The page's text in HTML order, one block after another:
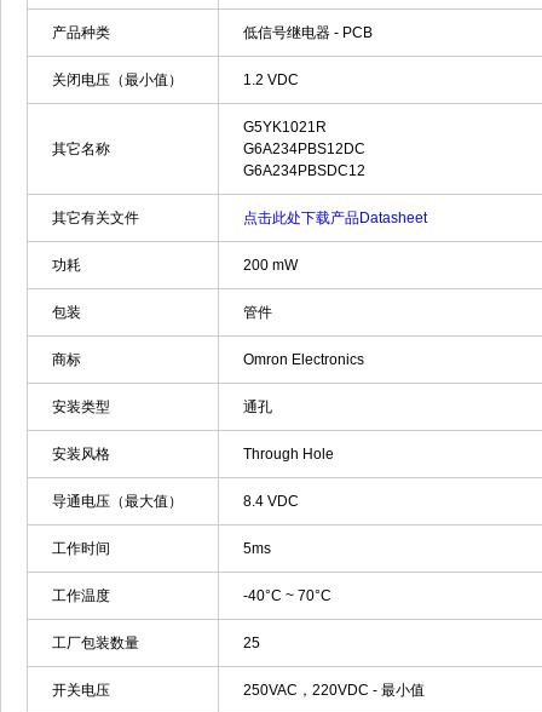
产品种类 低信号继电器 - PCB
关闭电压（最小值） 1.2 VDC
其它名称
G5YK1021R
G6A234PBS12DC
G6A234PBSDC12
其它有关文件 点击此处下载产品Datasheet
功耗 200 mW
包装 管件
商标 Omron Electronics
安装类型 通孔
安装风格 Through Hole
导通电压（最大值） 8.4 VDC
工作时间 5ms
工作温度 -40°C ~ 70°C
工厂包装数量 25
开关电压 250VAC，220VDC - 最小值